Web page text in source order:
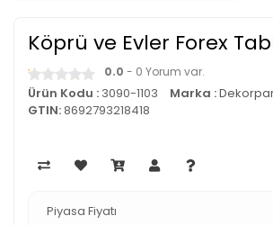
Köprü ve Evler Forex
0.0 - 0 Yorum var.
Ürün Kodu : 3090-1103 Marka :
GTIN:8692793218418
Piyasa Fiyatı